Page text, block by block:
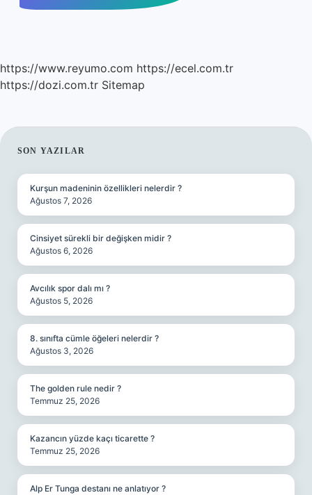
https://www.reyumo.com https://ecel.com.tr
https://dozi.com.tr Sitemap
SIDEBAR
SON YAZILAR
Kurşun madeninin özellikleri nelerdir ?
Ağustos 7, 2026
Cinsiyet sürekli bir değişken midir ?
Ağustos 6, 2026
Avcılık spor dalı mı ?
Ağustos 5, 2026
8. sınıfta cümle öğeleri nelerdir ?
Ağustos 3, 2026
The golden rule nedir ?
Temmuz 25, 2026
Kazancın yüzde kaçı ticarette ?
Temmuz 25, 2026
Alp Er Tunga destanı ne anlatıyor ?